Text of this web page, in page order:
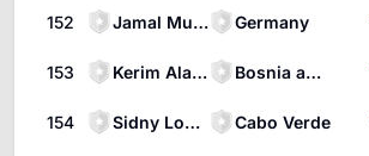
152 Jamal Musiala Germany
153 Kerim Alajbegovic Bosnia and Herzegovina
154 Sidny Lopes Cabral Cabo Verde